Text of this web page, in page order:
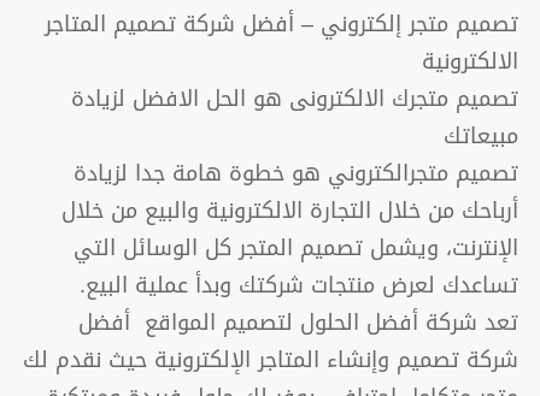
تصميم متجر إلكتروني – أفضل شركة تصميم المتاجر
الالكترونية
تصميم متجرك الالكترونى هو الحل الافضل لزيادة
مبيعاتك
تصميم متجرالكتروني هو خطوة هامة جدا لزيادة
أرباحك من خلال التجارة الالكترونية والبيع من خلال
الإنترنت، ويشمل تصميم المتجر كل الوسائل التي
تساعدك لعرض منتجات شركتك وبدأ عملية البيع.
تعد شركة أفضل الحلول لتصميم المواقع أفضل
شركة تصميم وإنشاء المتاجر الإلكترونية حيث نقدم لك